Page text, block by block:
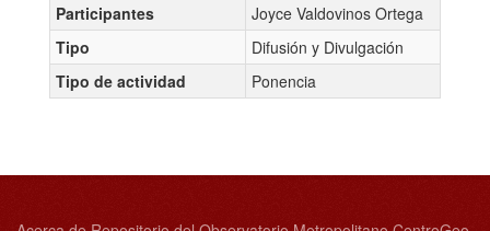
Participantes
Joyce Valdovinos Ortega
Tipo
Difusión y Divulgación
Tipo de actividad
Ponencia